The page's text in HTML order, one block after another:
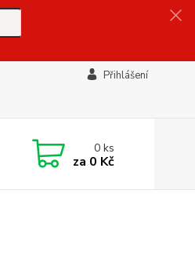
Přihlášení
0ks
za 0 Kč